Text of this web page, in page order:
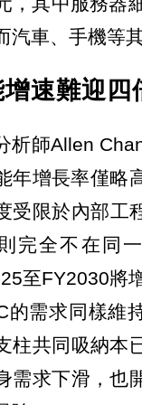
汽車、手機等
增速難迎四
析師Allen
年增長率僅略
受限於內部工
完全不在同
至FY2030將
的需求同樣維
柱共同吸納本
需求下滑，也